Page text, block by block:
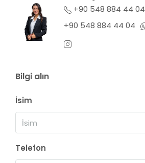
+90 548 884 44 04
+90 548 884 44 04
Bilgi alın
İsim
Telefon